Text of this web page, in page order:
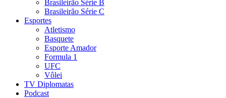
Brasileirão Série B
Brasileirão Série C
Esportes
Atletismo
Basquete
Esporte Amador
Formula 1
UFC
Vôlei
TV Diplomatas
Podcast